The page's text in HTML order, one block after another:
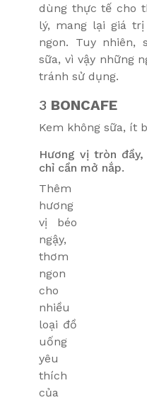
dùng thực tế cho
lý, mang lại giá
ngon. Tuy nhiên,
sữa, vì vậy những
tránh sử dụng.
3 BONCAFE
Kem không sữa, ít
Hương vị tròn
chỉ cần mở nắp.
Thêm
hương
vị béo
ngậy,
thơm
ngon
cho
nhiều
loại đồ
uống
yêu
thích
của